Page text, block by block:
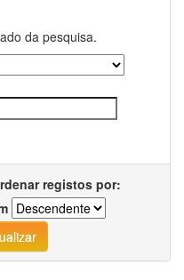
da pesquisa.
registos por: